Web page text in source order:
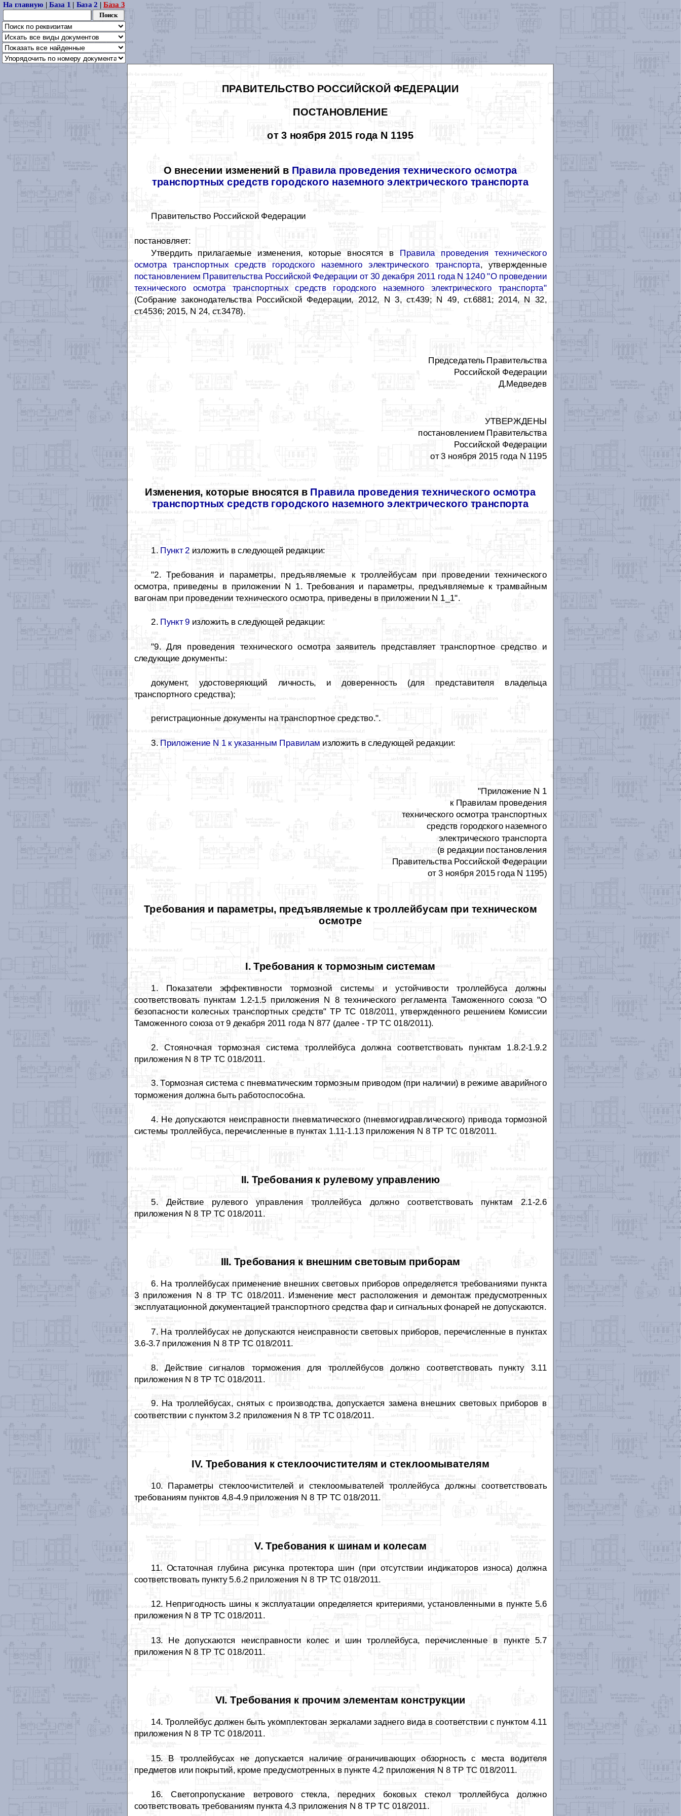
На главную |База 1 | База 2 |База 3
ПРАВИТЕЛЬСТВО РОССИЙСКОЙ ФЕДЕРАЦИИ
ПОСТАНОВЛЕНИЕ
от 3 ноября 2015 года N 1195
О внесении изменений в Правила проведения технического осмотра
транспортных средств городского наземного электрического транспорта
Правительство Российской Федерации
постановляет:
Утвердить прилагаемые изменения, которые вносятся в
Правила проведения технического
осмотра транспортных средств городского наземного электрического транспорта, утвержденные
постановлением Правительства Российской Федерации от 30 декабря 2011 года N 1240 "О проведении
технического осмотра транспортных средств городского наземного электрического транспорта"
(Собрание законодательства Российской Федерации, 2012, N 3, ст.439; N 49, ст.6881; 2014, N 32,
ст.4536; 2015, N 24, ст.3478).
Председатель Правительства
Российской Федерации
Д.Медведев
УТВЕРЖДЕНЫ
постановлением Правительства
Российской Федерации
от 3 ноября 2015 года N 1195
Изменения, которые вносятся в Правила проведения технического осмотра
транспортных средств городского наземного электрического транспорта
1. Пункт 2 изложить в следующей редакции:
"2. Требования и параметры, предъявляемые к троллейбусам при проведении технического
осмотра, приведены в приложении N 1. Требования и параметры, предъявляемые к трамвайным
вагонам при проведении технического осмотра, приведены в приложении N 1_1".
2. Пункт 9 изложить в следующей редакции:
"9. Для проведения технического осмотра заявитель представляет транспортное средство и
следующие документы:
документ, удостоверяющий личность, и доверенность (для представителя владельца
транспортного средства);
регистрационные документы на транспортное средство.".
3.Приложение N 1 к указанным Правилам изложить в следующей редакции:
"Приложение N 1
к Правилам проведения
технического осмотра транспортных
средств городского наземного
электрического транспорта
(в редакции постановления
Правительства Российской Федерации
от 3 ноября 2015 года N 1195)
Требования и параметры, предъявляемые к троллейбусам при техническом
осмотре
I. Требования к тормозным системам
1. Показатели эффективности тормозной системы и устойчивости троллейбуса должны
соответствовать пунктам 1.2-1.5 приложения N 8 технического регламента Таможенного союза "О
безопасности колесных транспортных средств" ТР ТС 018/2011, утвержденного решением Комиссии
Таможенного союза от 9 декабря 2011 года N 877 (далее - ТР ТС 018/2011).
2. Стояночная тормозная система троллейбуса должна соответствовать пунктам 1.8.2-1.9.2
приложения N 8 ТР ТС 018/2011.
3. Тормозная система с пневматическим тормозным приводом (при наличии) в режиме аварийного
торможения должна быть работоспособна.
4. Не допускаются неисправности пневматического (пневмогидравлического) привода тормозной
системы троллейбуса, перечисленные в пунктах 1.11-1.13 приложения N 8 ТР ТС 018/2011.
II. Требования к рулевому управлению
5. Действие рулевого управления троллейбуса должно соответствовать пунктам 2.1-2.6
приложения N 8 ТР ТС 018/2011.
III. Требования к внешним световым приборам
6. На троллейбусах применение внешних световых приборов определяется требованиями пункта
3 приложения N 8 ТР ТС 018/2011. Изменение мест расположения и демонтаж предусмотренных
эксплуатационной документацией транспортного средства фар и сигнальных фонарей не допускаются.
7. На троллейбусах не допускаются неисправности световых приборов, перечисленные в пунктах
3.6-3.7 приложения N 8 ТР ТС 018/2011.
8. Действие сигналов торможения для троллейбусов должно соответствовать пункту 3.11
приложения N 8 ТР ТС 018/2011.
9. На троллейбусах, снятых с производства, допускается замена внешних световых приборов в
соответствии с пунктом 3.2 приложения N 8 ТР ТС 018/2011.
IV. Требования к стеклоочистителям и стеклоомывателям
10. Параметры стеклоочистителей и стеклоомывателей троллейбуса должны соответствовать
требованиям пунктов 4.8-4.9 приложения N 8 ТР ТС 018/2011.
V. Требования к шинам и колесам
11. Остаточная глубина рисунка протектора шин (при отсутствии индикаторов износа) должна
соответствовать пункту 5.6.2 приложения N 8 ТР ТС 018/2011.
12. Непригодность шины к эксплуатации определяется критериями, установленными в пункте 5.6
приложения N 8 ТР ТС 018/2011.
13. Не допускаются неисправности колес и шин троллейбуса, перечисленные в пункте 5.7
приложения N 8 ТР ТС 018/2011.
VI. Требования к прочим элементам конструкции
14. Троллейбус должен быть укомплектован зеркалами заднего вида в соответствии с пунктом 4.11
приложения N 8 ТР ТС 018/2011.
15. В троллейбусах не допускается наличие ограничивающих обзорность с места водителя
предметов или покрытий, кроме предусмотренных в пункте 4.2 приложения N 8 ТР ТС 018/2011.
16. Светопропуcкание ветрового стекла, передних боковых стекол троллейбуса должно
соответствовать требованиям пункта 4.3 приложения N 8 ТР ТС 018/2011.